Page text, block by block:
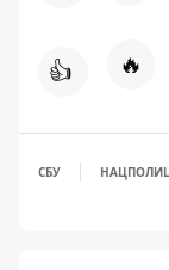
👍 🔥
СБУ